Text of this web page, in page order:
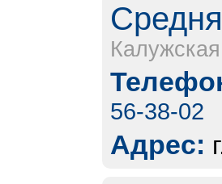
56-38-02
Адрес: